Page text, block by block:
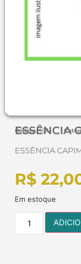
ESSÊNCIA
Código:1941
ESSÊNCIA
R$
Em estoque